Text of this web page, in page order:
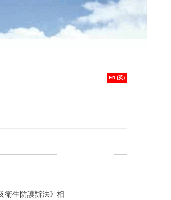
EN (英)
衛生防護辦法》相